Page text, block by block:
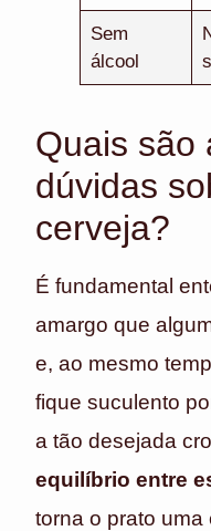
Sem
álcool
Quais são
dúvidas
cerveja?
É fundamental
amargo que
e, ao mesmo
fique suculento
a tão desejada
equilíbrio entre
torna o prato